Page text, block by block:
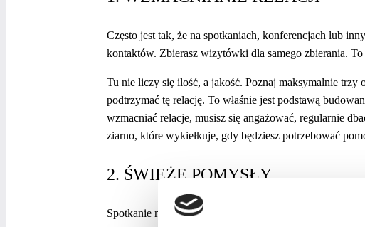
Często jest tak, że na spotkaniach, konferencjach lub
kontaktów. Zbierasz wizytówki dla samego zbierania. To
Tu nie liczy się ilość, a jakość. Poznaj maksymalnie
podtrzymać tę relację. To właśnie jest podstawą
wzmacniać relacje, musisz się angażować, regularnie
ziarno, które wykiełkuje, gdy będziesz potrzebować
2. ŚWIEŻE POMYSŁY
Spotkanie networkingowe może być dla Ciebie